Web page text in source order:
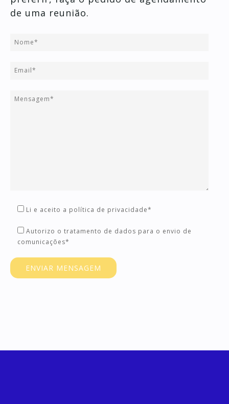
de uma reunião.
Li e aceito a política de privacidade*
Autorizo o tratamento de dados para o envio de
comunicações*